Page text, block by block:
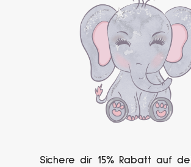
Sichere dir 15% Rabatt auf